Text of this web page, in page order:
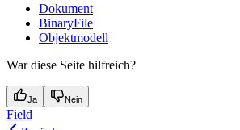
Dokument
BinaryFile
Objektmodell
War diese Seite hilfreich?
Ja Nein
Field